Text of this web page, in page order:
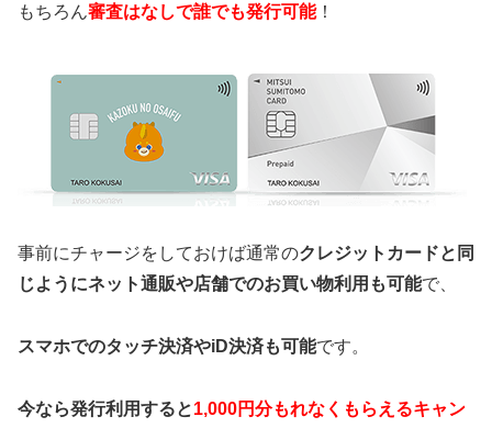
もちろん審査はなしで誰でも発行可能！
事前にチャージをしておけば通常のクレジットカードと同
じようにネット通販や店舗でのお買い物利用も可能で、
スマホでのタッチ決済やiD決済も可能です。
今なら発行利用すると1,000円分もれなくもらえるキャン